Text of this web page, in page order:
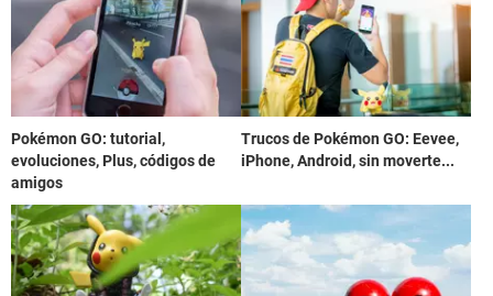
Pokémon GO: tutorial,
evoluciones, Plus, códigos de
amigos
Trucos de Pokémon GO: Eevee,
iPhone, Android, sin moverte...